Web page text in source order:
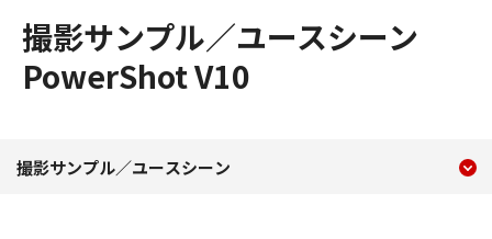
撮影サンプル／ユースシーン
PowerShot V10
撮影サンプル／ユースシー
撮影サンプル／ユースシーン